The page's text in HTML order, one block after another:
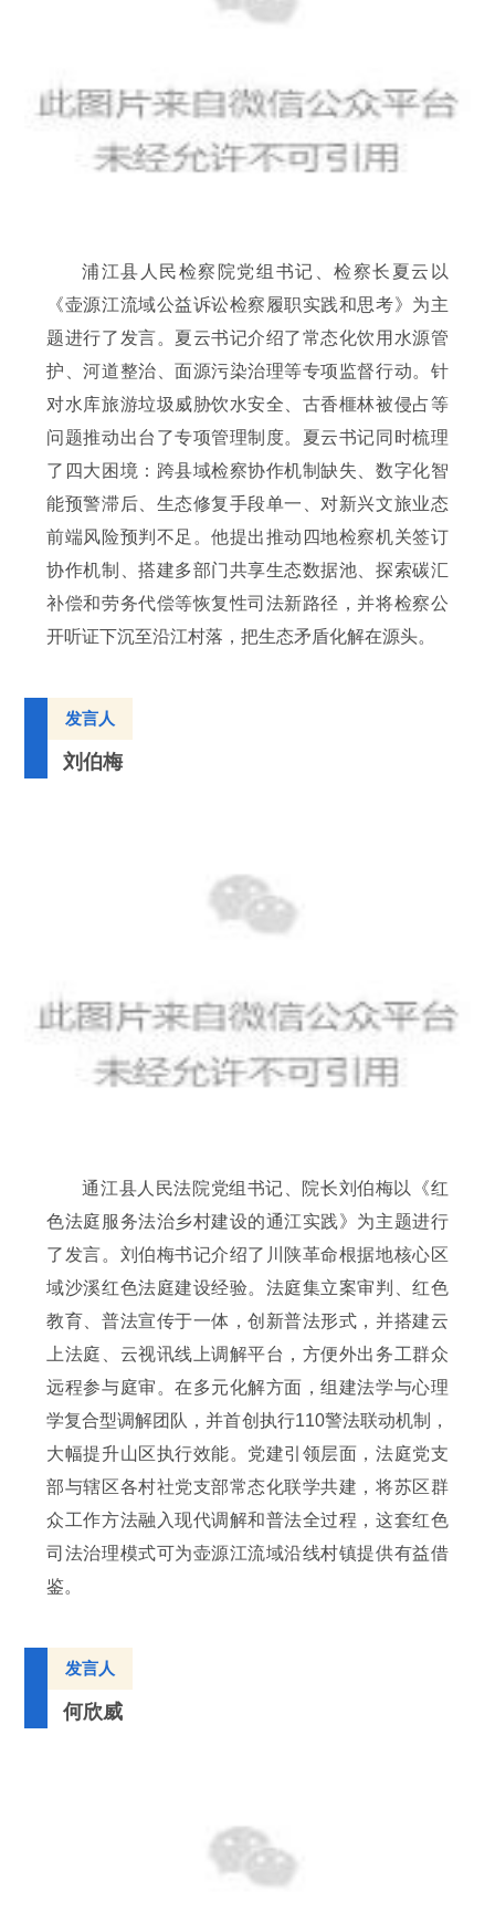
浦江县人民检察院党组书记、检察长夏云以
《壶源江流域公益诉讼检察履职实践和思考》为主
题进行了发言。夏云书记介绍了常态化饮用水源管
护、河道整治、面源污染治理等专项监督行动。针
对水库旅游垃圾威胁饮水安全、古香榧林被侵占等
问题推动出台了专项管理制度。夏云书记同时梳理
了四大困境：跨县域检察协作机制缺失、数字化智
能预警滞后、生态修复手段单一、对新兴文旅业态
前端风险预判不足。他提出推动四地检察机关签订
协作机制、搭建多部门共享生态数据池、探索碳汇
补偿和劳务代偿等恢复性司法新路径，并将检察公
开听证下沉至沿江村落，把生态矛盾化解在源头。
发言人
刘伯梅
通江县人民法院党组书记、院长刘伯梅以《红
色法庭服务法治乡村建设的通江实践》为主题进行
了发言。刘伯梅书记介绍了川陕革命根据地核心区
域沙溪红色法庭建设经验。法庭集立案审判、红色
教育、普法宣传于一体，创新普法形式，并搭建云
上法庭、 云视讯线上调解平台，方便外出务工群众
远程参与庭审。在多元化解方面，组建法学与心理
学复合型调解团队，并首创执行110警法联动机制，
大幅提升山区执行效能。党建引领层面，法庭党支
部与辖区各村社党支部常态化联学共建，将苏区群
众工作方法融入现代调解和普法全过程，这套红色
司法治理模式可为壶源江流域沿线村镇提供有益借
鉴。
发言人
何欣威